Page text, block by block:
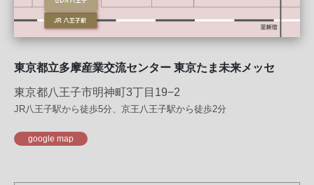
東京都⽴多摩産業交流センター 東京たま未来メッセ
東京都八王子市明神町3丁目19−2
JR八王子駅から徒歩5分、京王八王子駅から徒歩2分
google map